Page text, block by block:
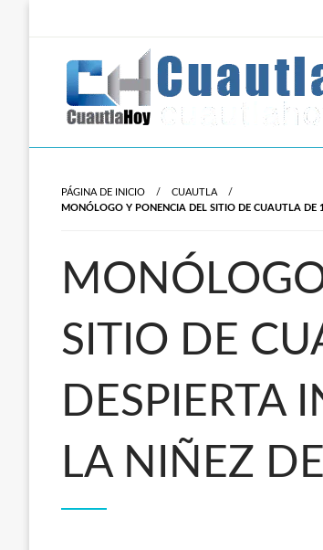
Revista digital del oriente de Morelos.
PÁGINA DE INICIO
CUAUTLA
MONÓLOGO Y PONENCIA DEL SITIO DE CUAUTLA DE
SITIO DE
DESPIERTA
LA NIÑEZ